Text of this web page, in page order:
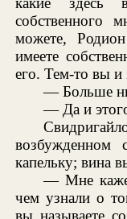
собственного
можете,
имеете
его. Тем-то вы и
— Больше
— Да и
возбужденном
капельку; вина
— Мне
чем узнали о
вы называете